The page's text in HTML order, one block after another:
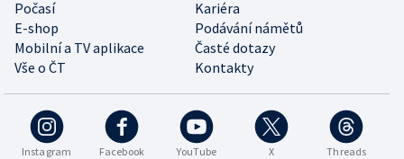
Počasí
Kariéra
E-shop
Podávání námětů
Mobilní a TV aplikace
Časté dotazy
Vše o ČT
Kontakty
Instagram Facebook YouTube X Threads